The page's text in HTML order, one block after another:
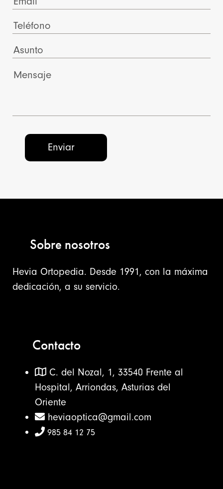
Sobre nosotros
Hevia Ortopedia. Desde 1991, con la máxima
dedicación, a su servicio.
Contacto
C. del Nozal, 1, 33540 Frente al
Hospital, Arriondas, Asturias del
Oriente
heviaoptica@gmail.com
985 84 12 75